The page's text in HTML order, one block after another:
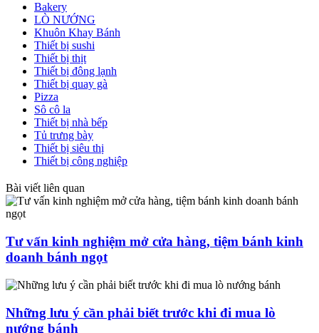
Bakery
LÒ NƯỚNG
Khuôn Khay Bánh
Thiết bị sushi
Thiết bị thịt
Thiết bị đông lạnh
Thiết bị quay gà
Pizza
Sô cô la
Thiết bị nhà bếp
Tủ trưng bày
Thiết bị siêu thị
Thiết bị công nghiệp
Bài viết liên quan
Tư vấn kinh nghiệm mở cửa hàng, tiệm bánh kinh
doanh bánh ngọt
Những lưu ý cần phải biết trước khi đi mua lò
nướng bánh